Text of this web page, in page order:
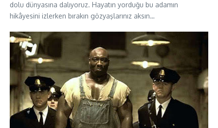
dolu dünyasına dalıyoruz. Hayatın yorduğu bu adamın
hikâyesini izlerken bırakın gözyaşlarınız aksın…